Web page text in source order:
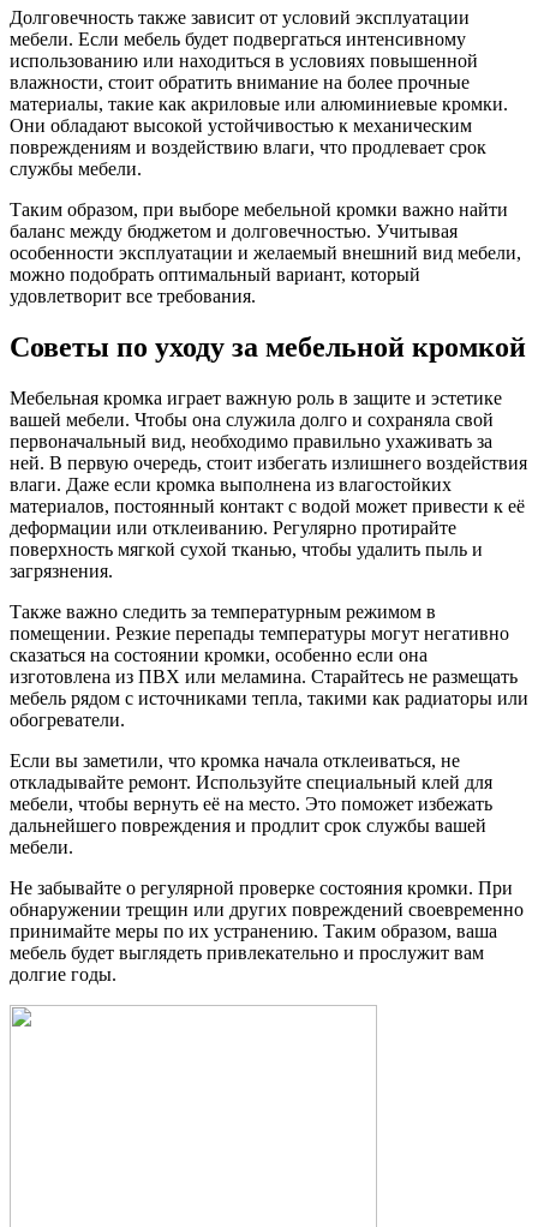
Долговечность также зависит от условий эксплуатации
мебели. Если мебель будет подвергаться интенсивному
использованию или находиться в условиях повышенной
влажности, стоит обратить внимание на более прочные
материалы, такие как акриловые или алюминиевые кромки.
Они обладают высокой устойчивостью к механическим
повреждениям и воздействию влаги, что продлевает срок
службы мебели.
Таким образом, при выборе мебельной кромки важно найти
баланс между бюджетом и долговечностью. Учитывая
особенности эксплуатации и желаемый внешний вид мебели,
можно подобрать оптимальный вариант, который
удовлетворит все требования.
Советы по уходу за мебельной кромкой
Мебельная кромка играет важную роль в защите и эстетике
вашей мебели. Чтобы она служила долго и сохраняла свой
первоначальный вид, необходимо правильно ухаживать за
ней. В первую очередь, стоит избегать излишнего воздействия
влаги. Даже если кромка выполнена из влагостойких
материалов, постоянный контакт с водой может привести к её
деформации или отклеиванию. Регулярно протирайте
поверхность мягкой сухой тканью, чтобы удалить пыль и
загрязнения.
Также важно следить за температурным режимом в
помещении. Резкие перепады температуры могут негативно
сказаться на состоянии кромки, особенно если она
изготовлена из ПВХ или меламина. Старайтесь не размещать
мебель рядом с источниками тепла, такими как радиаторы или
обогреватели.
Если вы заметили, что кромка начала отклеиваться, не
откладывайте ремонт. Используйте специальный клей для
мебели, чтобы вернуть её на место. Это поможет избежать
дальнейшего повреждения и продлит срок службы вашей
мебели.
Не забывайте о регулярной проверке состояния кромки. При
обнаружении трещин или других повреждений своевременно
принимайте меры по их устранению. Таким образом, ваша
мебель будет выглядеть привлекательно и прослужит вам
долгие годы.